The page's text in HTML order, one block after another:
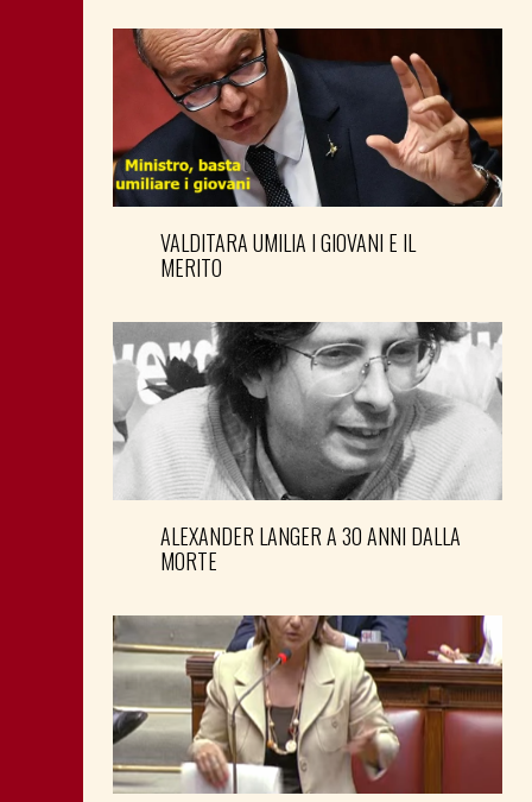
VALDITARA UMILIA I GIOVANI E IL
MERITO
ALEXANDER LANGER A 30 ANNI DALLA
MORTE